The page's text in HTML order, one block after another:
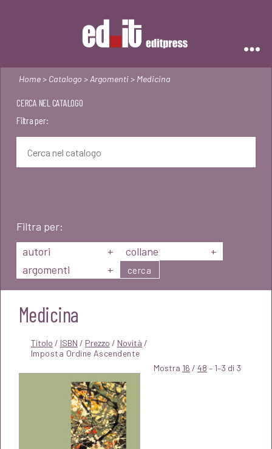
Home> Catalogo > Argomenti> Medicina
CERCA NEL CATALOGO
Filtra per:
Filtra per:
autori
+ collane
+
argomenti
+ cerca
Medicina
Titolo / ISBN / Prezzo / Novità /
Mostra 16 / 48 – 1–3 di 3